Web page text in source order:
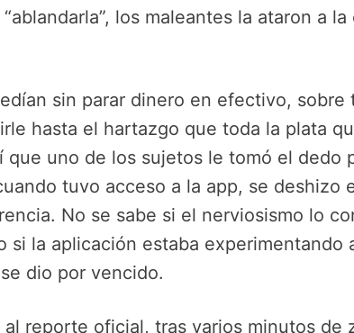
los maleantes la ataron a
sin parar dinero en efectivo, sobre
hasta el hartazgo que toda la plata
que uno de los sujetos le tomó el dedo
tuvo acceso a la app, se deshizo
No se sabe si el nerviosismo lo
si la aplicación estaba experimentando
dio por vencido.
al reporte oficial, tras varios minutos de